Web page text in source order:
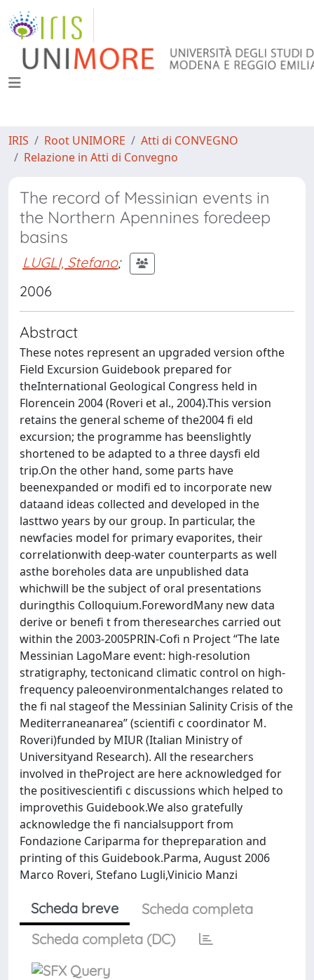
IRIS Root UNIMORE
Atti di CONVEGNO
Relazione in Atti di Convegno
The record of Messinian events in
the Northern Apennines foredeep
basins
LUGLI, Stefano;
2006
Abstract
These notes represent an upgraded version ofthe
Field Excursion Guidebook prepared for
theInternational Geological Congress held in
Florencein 2004 (Roveri et al., 2004).This version
retains the general scheme of the2004 fi eld
excursion; the programme has beenslightly
shortened to be adapted to a three daysfi eld
trip.On the other hand, some parts have
beenexpanded or modifi ed to incorporate new
dataand ideas collected and developed in the
lasttwo years by our group. In particular, the
newfacies model for primary evaporites, their
correlationwith deep-water counterparts as well
asthe boreholes data are unpublished data
whichwill be the subject of oral presentations
duringthis Colloquium.ForewordMany new data
derive or benefi t from theresearches carried out
within the 2003-2005PRIN-Cofi n Project “The late
Messinian LagoMare event: high-resolution
stratigraphy, tectonicand climatic control on high-
frequency paleoenvironmentalchanges related to
the fi nal stageof the Messinian Salinity Crisis of the
Mediterraneanarea” (scientifi c coordinator M.
Roveri)funded by MIUR (Italian Ministry of
Universityand Research). All the researchers
involved in theProject are here acknowledged for
the positivescientifi c discussions which helped to
improvethis Guidebook.We also gratefully
acknowledge the fi nancialsupport from
Fondazione Cariparma for thepreparation and
printing of this Guidebook.Parma, August 2006
Marco Roveri, Stefano Lugli,Vinicio Manzi
Scheda breve
Scheda completa
Scheda completa (DC)